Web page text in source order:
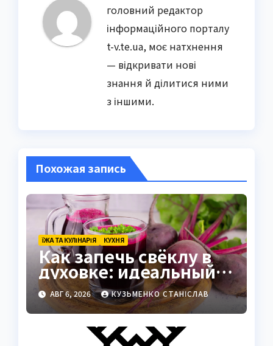
головний редактор
інформаційного порталу
t-v.te.ua, моє натхнення
— відкривати нові
знання й ділитися ними
з іншими.
Похожая запись
ЇЖА ТА КУЛІНАРІЯ КУХНЯ
Как запечь свёклу в
духовке: идеальный
способ сохранить вкус
АВГ 6, 2026 КУЗЬМЕНКО СТАНІСЛАВ